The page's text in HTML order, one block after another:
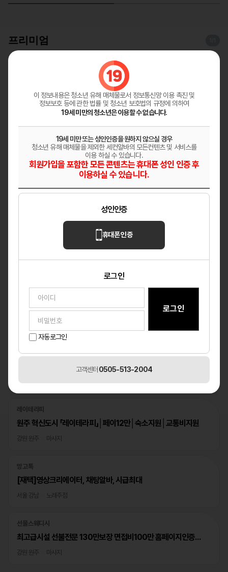
프리미엄
원주 혁신도시 「레이테라피」│페이12만│숙소
지원│교통비지원
강원 원주 마사지
헤븐
✨ 매니저님들 어서 오세요 ✨
울산 남구 마사지
깨끗한 분위기의 샵 상시모집
마사지
베스트
레이테라피
원주 혁신도시 「레이테라피」│페이12만│숙소지원│교통비지원
강원 원주 마사지
망고톡
[재택]영상크리에이터, 채팅알바, 시급최대
서울 강남 노래주점
선물스웨디시
최고급시설 선불전문 130만보장 면접비100만 홈페이지인증완료
강원 원주 마사지
이 정보내용은 청소년 유해 매체물로서 정보통신망 이용 촉진 및
정보보호 등에 관한 법률 및 청소년 보호법의 규정에 의하여
19세 미만의 청소년은 이용할 수 없습니다.
19세 미만 또는 성인인증을 원하지 않으실 경우
청소년 유해 매체물을 제외한 세컨알바의 모든컨텐츠 및 서비스를
이용 하실 수 있습니다.
회원가입을 포함한 모든 콘텐츠는 휴대폰 성인 인증 후
이용하실 수 있습니다.
성인인증
휴대폰 인증
로그인
자동로그인
고객센터0505-513-2004